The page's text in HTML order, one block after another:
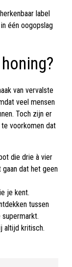
label
één oogopslag
van vervalste
veel mensen
Toch zijn er
voorkomen dat
die drie à vier
dat het geen
je kent.
tussen
supermarkt.
altijd kritisch.